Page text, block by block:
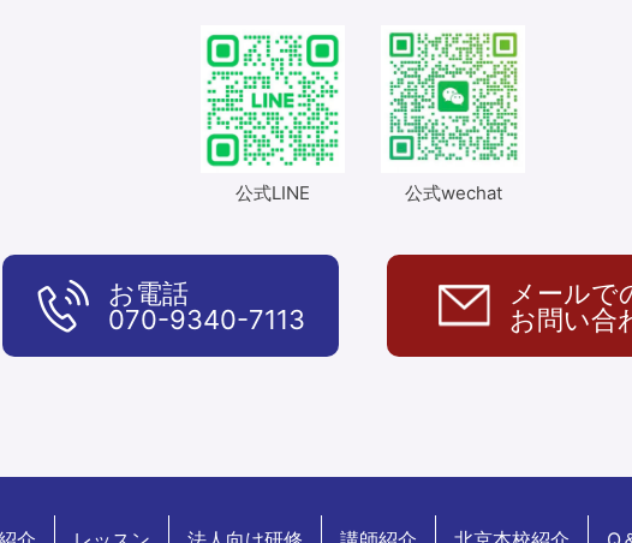
公式LINE 公式wechat
お電話
070-9340-7113
メールで
お問い合